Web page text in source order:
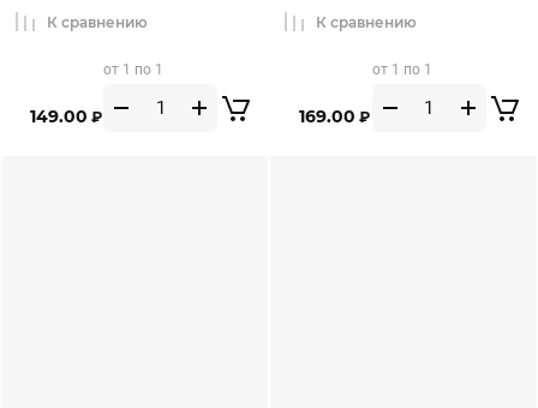
149.00 ₽
от 1 по 1
К сравнению
169.00 ₽
от 1 по 1
К сравнению